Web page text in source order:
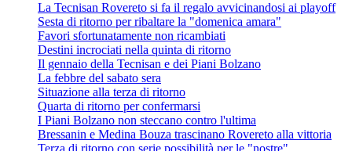
La Tecnisan Rovereto si fa il regalo avvicinandosi ai playoff
Sesta di ritorno per ribaltare la "domenica amara"
Favori sfortunatamente non ricambiati
Destini incrociati nella quinta di ritorno
Il gennaio della Tecnisan e dei Piani Bolzano
La febbre del sabato sera
Situazione alla terza di ritorno
Quarta di ritorno per confermarsi
I Piani Bolzano non steccano contro l'ultima
Bressanin e Medina Bouza trascinano Rovereto alla vittoria
Terza di ritorno con serie possibilità per le "nostre"